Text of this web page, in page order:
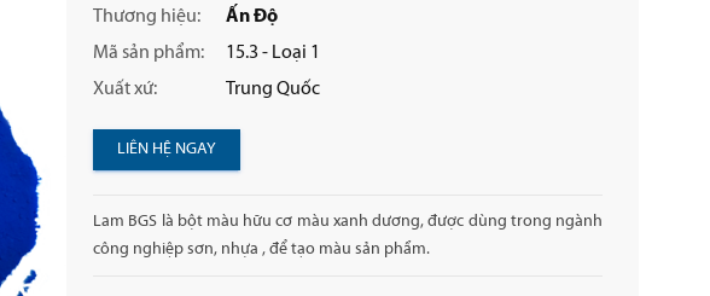
Thương hiệu:
Ấn Độ
Mã sản phẩm:
15.3 - Loại 1
Xuất xứ:
Trung Quốc
LIÊN HỆ NGAY
Lam BGS là bột màu hữu cơ màu xanh dương, được dùng trong ngành
công nghiệp sơn, nhựa , để tạo màu sản phẩm.